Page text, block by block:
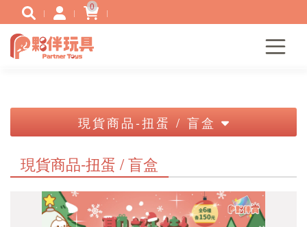
0
現貨商品-扭蛋 / 盲盒
現貨商品-扭蛋 / 盲盒